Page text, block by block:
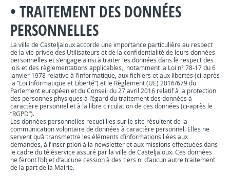
•TRAITEMENT DES DONNÉES
PERSONNELLES
La ville de Casteljaloux accorde une importance particulière au respect
de la vie privée des Utilisateurs et de la confidentialité de leurs données
personnelles et s’engage ainsi à traiter les données dans le respect des
lois et des règlementations applicables, notamment la Loi n° 78-17 du 6
janvier 1978 relative à l’informatique, aux fichiers et aux libertés (ci-après
la “Loi Informatique et Liberté”) et le Règlement (UE) 2016/679 du
Parlement européen et du Conseil du 27 avril 2016 relatif à la protection
des personnes physiques à l’égard du traitement des données à
caractère personnel et à la libre circulation de ces données (ci-après le
“RGPD”).
Les données personnelles recueillies sur le site résultent de la
communication volontaire de données à caractère personnel. Elles ne
servent qu’à transmettre les éléments d’informations liées aux
demandes, à l’inscription à la newsletter et aux missions effectuées dans
le cadre du téléservice assuré par la ville de Casteljaloux. Ces données
ne feront l’objet d’aucune cession à des tiers ni d’aucun autre traitement
de la part de la Mairie.